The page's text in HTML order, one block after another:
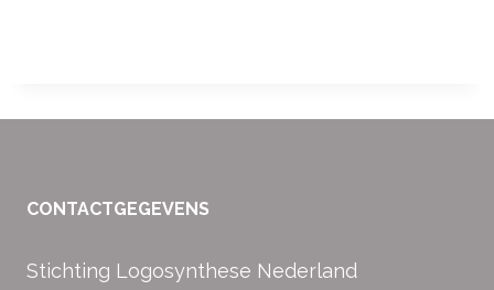
CONTACTGEGEVENS
Stichting Logosynthese Nederland